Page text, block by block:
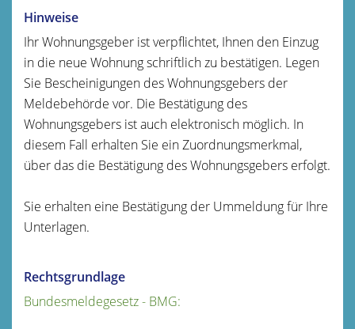
Hinweise
Ihr Wohnungsgeber ist verpflichtet, Ihnen den Einzug
in die neue Wohnung schriftlich zu bestätigen. Legen
Sie Bescheinigungen des Wohnungsgebers der
Meldebehörde vor. Die Bestätigung des
Wohnungsgebers ist auch elektronisch möglich. In
diesem Fall erhalten Sie ein Zuordnungsmerkmal,
über das die Bestätigung des Wohnungsgebers erfolgt.
Sie erhalten eine Bestätigung der Ummeldung für Ihre
Unterlagen.
Rechtsgrundlage
Bundesmeldegesetz - BMG: